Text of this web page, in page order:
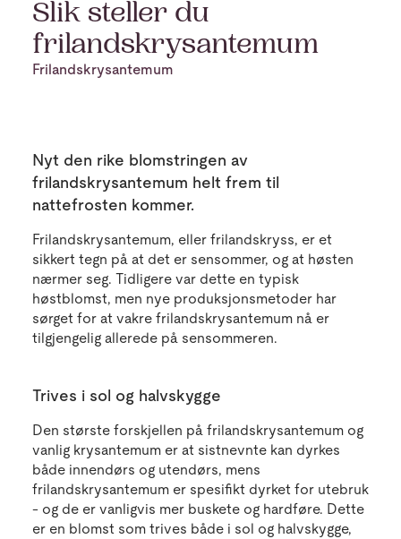
Frilandskrysantemum
Slik steller du
frilandskrysantemum
Nyt den rike blomstringen av
frilandskrysantemum helt frem til
nattefrosten kommer.
Frilandskrysantemum, eller frilandskryss, er et
sikkert tegn på at det er sensommer, og at høsten
nærmer seg. Tidligere var dette en typisk
høstblomst, men nye produksjonsmetoder har
sørget for at vakre frilandskrysantemum nå er
tilgjengelig allerede på sensommeren.
Trives i sol og halvskygge
Den største forskjellen på frilandskrysantemum og
vanlig krysantemum er at sistnevnte kan dyrkes
både innendørs og utendørs, mens
frilandskrysantemum er spesifikt dyrket for utebruk
- og de er vanligvis mer buskete og hardføre. Dette
er en blomst som trives både i sol og halvskygge,